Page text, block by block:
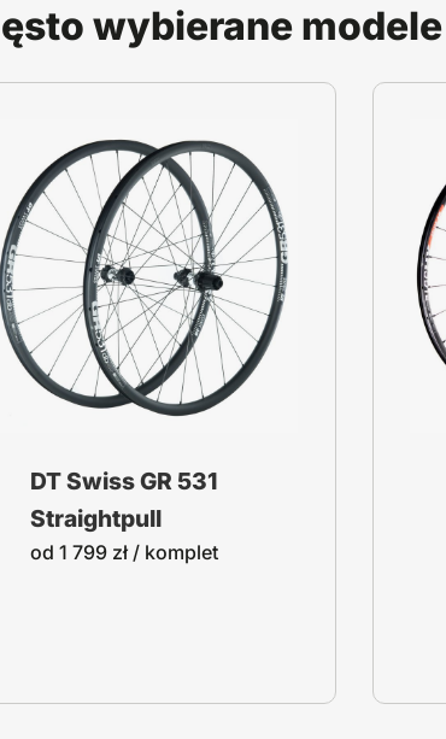
wybierane modele
DT Swiss GR 531
Straightpull
od 1 799 zł/ komplet